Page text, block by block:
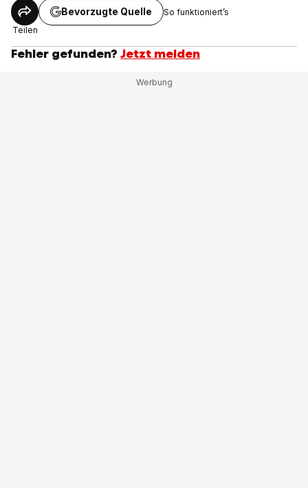
Teilen
Bevorzugte Quelle So funktioniert’s
Fehler gefunden? Jetzt melden